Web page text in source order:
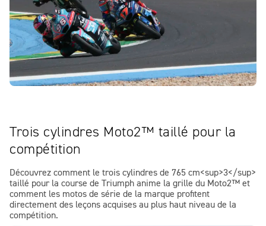
Trois cylindres Moto2™ taillé pour la
compétition
Découvrez comment le trois cylindres de 765 cm<sup>3</sup>
taillé pour la course de Triumph anime la grille du Moto2™ et
comment les motos de série de la marque profitent
directement des leçons acquises au plus haut niveau de la
compétition.